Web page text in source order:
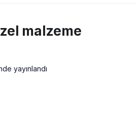
malzeme
yayınlandı